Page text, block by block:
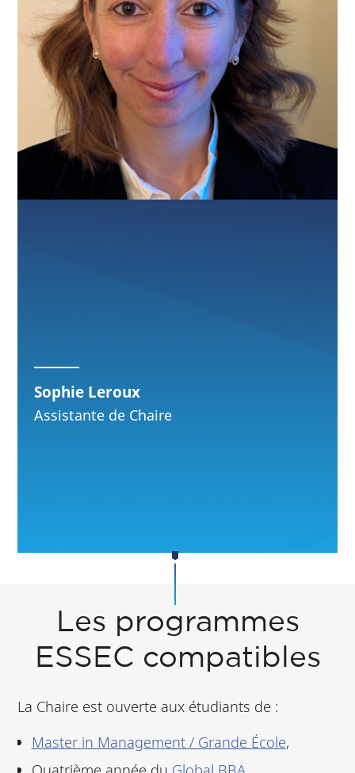
Sophie Leroux
Assistante de Chaire
Les programmes
ESSEC compatibles
La Chaire est ouverte aux étudiants de :
Master in Management / Grande École,